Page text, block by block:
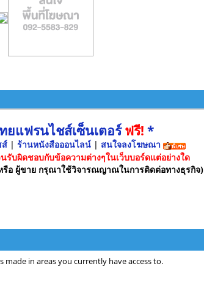
ยแฟรนไชส์เซ็นเตอร์ฟรี! *
ส์ | ร้านหนังสือออนไลน์ | สนใจลงโฆษณา
บผิดชอบกับข้อความต่างๆในเว็บบอร์ดแต่อย่างใด
รือ ผู้ขาย กรุณาใช้วิจารณญาณในการติดต่อทางธุรกิจ)
in areas you currently have access to.